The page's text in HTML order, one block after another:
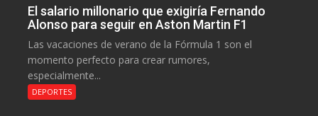
El salario millonario que exigiría Fernando
Alonso para seguir en Aston Martin F1
Las vacaciones de verano de la Fórmula 1 son el
momento perfecto para crear rumores,
especialmente...
DEPORTES